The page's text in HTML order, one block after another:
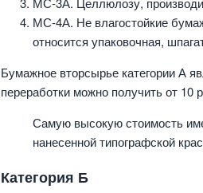
МС-4А. Не влагостойкие
относится упаковочная,
Бумажное вторсырье категории А
переработки можно получить от 10
Самую высокую стоимость
нанесенной типографской
Категория Б